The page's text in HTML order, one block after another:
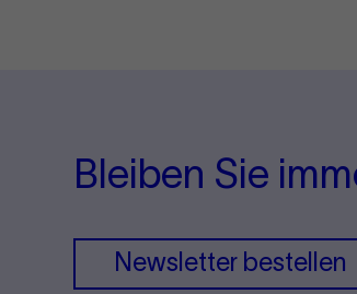
Bleiben Sie
Newsletter bestellen